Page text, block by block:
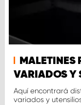
MALETINES
VARIADOS Y
Aquí encontrará
variados y